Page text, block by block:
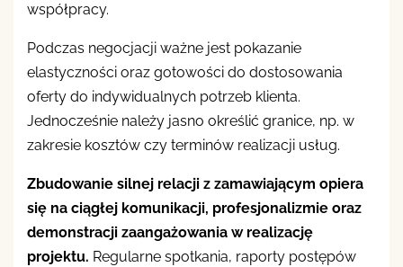
współpracy.
Podczas negocjacji ważne jest pokazanie
elastyczności oraz gotowości do dostosowania
oferty do indywidualnych potrzeb klienta.
Jednocześnie należy jasno określić granice, np. w
zakresie kosztów czy terminów realizacji usług.
Zbudowanie silnej relacji z zamawiającym opiera
się na ciągłej komunikacji, profesjonalizmie oraz
demonstracji zaangażowania w realizację
projektu. Regularne spotkania, raporty postępów